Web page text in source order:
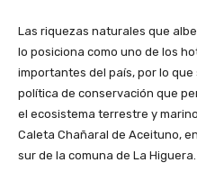
Las riquezas naturales que
lo posiciona como uno de los
importantes del país, por lo
política de conservación que
el ecosistema terrestre y
Caleta Chañaral de Aceituno,
sur de la comuna de La Higuera.